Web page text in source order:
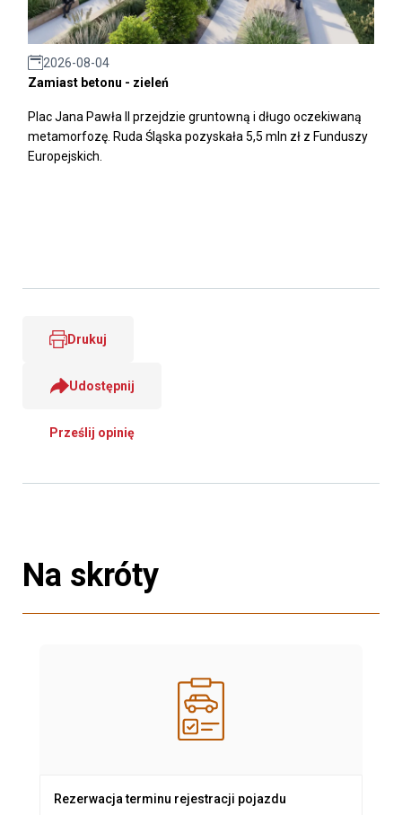
2026-08-04
Zamiast betonu - zieleń
Plac Jana Pawła II przejdzie gruntowną i długo oczekiwaną
metamorfozę. Ruda Śląska pozyskała 5,5 mln zł z Funduszy
Europejskich.
Drukuj
Udostępnij
Prześlij opinię
Na skróty
Rezerwacja terminu rejestracji pojazdu